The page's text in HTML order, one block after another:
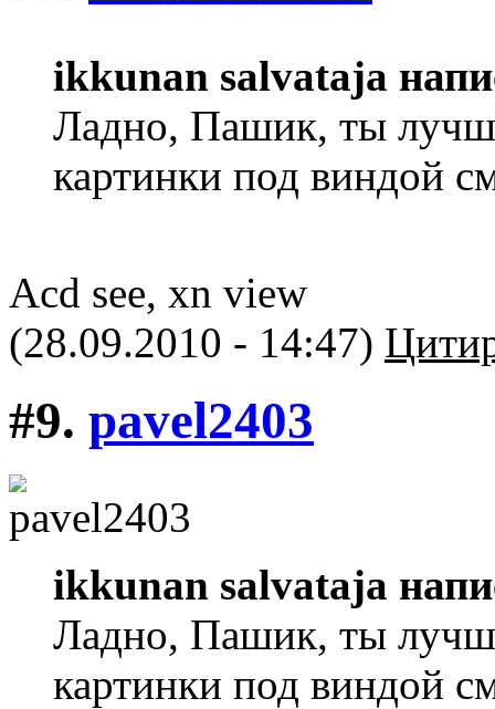
ikkunan salvataja
Ладно, Пашик, ты
картинки под виндой
Acd see, xn view
(28.09.2010 - 14:47)
#9. pavel2403
ikkunan salvataja
Ладно, Пашик, ты
картинки под виндой